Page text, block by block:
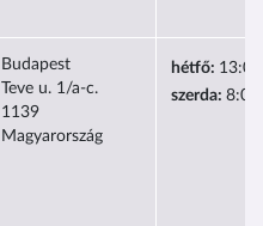
Budapest
Teve u. 1/a-c.
1139
Magyarország
hétfő:
szerda: